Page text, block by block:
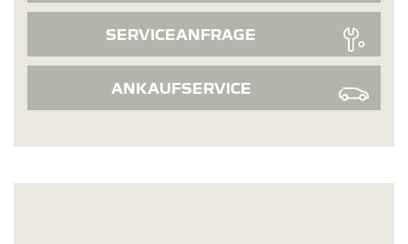
SERVICEANFRAGE
ANKAUFSERVICE